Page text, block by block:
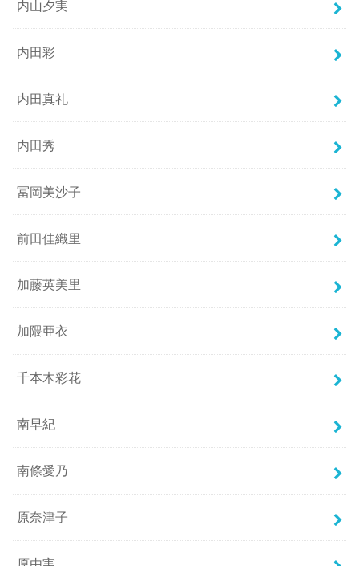
内山夕実
内田彩
内田真礼
内田秀
冨岡美沙子
前田佳織里
加藤英美里
加隈亜衣
千本木彩花
南早紀
南條愛乃
原奈津子